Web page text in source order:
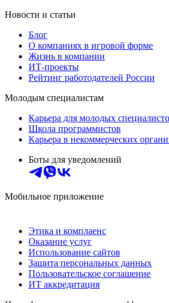
Новости и статьи
Блог
О компаниях в игровой форме
Жизнь в компании
ИТ-проекты
Рейтинг работодателей России
Молодым специалистам
Карьера для молодых
Школа программистов
Карьера в некоммерческих
Боты для уведомлений
Мобильное приложение
Этика и комплаенс
Оказание услуг
Использование сайтов
Защита персональных данных
Пользовательское соглашение
ИТ аккредитация